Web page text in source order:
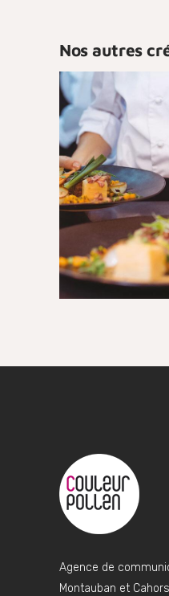
Nos autres
Association
du
Agence de
Montauban et